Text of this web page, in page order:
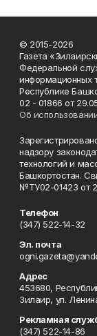
© 2015-2026
Газета
Федеральной
информационных
Республике
02 - 01866 от
Об
надзору
технологий и
Башкортостан.
№ТУ02-01423 от
Телефон
(347) 522-14-32
Эл. почта
Адрес
453680,
Зилаир, ул.
Рекламная
(347) 522-14-86